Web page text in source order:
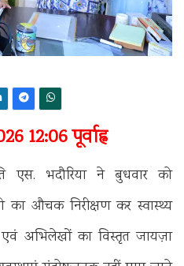
12:06 पूर्वाह्न
एस. भदौरिया ने बुधवार को
का औचक निरीक्षण कर स्वास्थ्य
अभिलेखों का विस्तृत जायज़ा